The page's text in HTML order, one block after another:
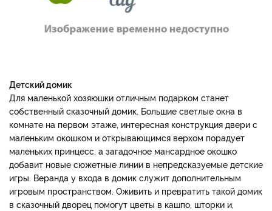
Детский домик
Для маленькой хозяюшки отличным подарком станет
собственный сказочный домик. Большие светлые окна в
комнате на первом этаже, интересная конструкция двери с
маленьким окошком и открывающимся верхом порадует
маленьких принцесс, а загадочное мансардное окошко
добавит новые сюжетные линии в непредсказуемые детские
игры. Веранда у входа в домик служит дополнительным
игровым пространством. Оживить и превратить такой домик
в сказочный дворец помогут цветы в кашпо, шторки и,